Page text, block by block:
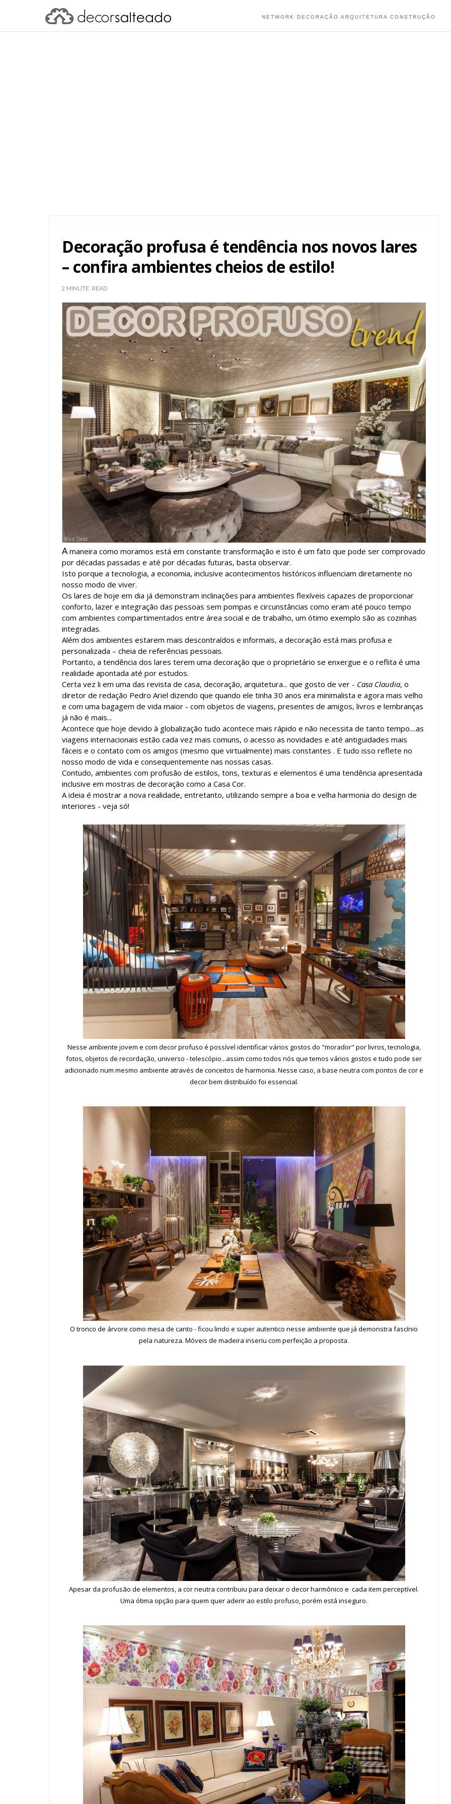
NETWORK DECORAÇÃO ARQUITETURA CONSTRUÇÃO
Decoração profusa é tendência nos novos lares
– confira ambientes cheios de estilo!
2 MINUTE READ
A maneira como moramos está em constante transformação e isto é um fato que pode ser comprovado
por décadas passadas e até por décadas futuras, basta observar.
Isto porque a tecnologia, a economia, inclusive acontecimentos históricos influenciam diretamente no
nosso modo de viver.
Os lares de hoje em dia já demonstram inclinações para ambientes flexíveis capazes de proporcionar
conforto, lazer e integração das pessoas sem pompas e circunstâncias como eram até pouco tempo
com ambientes compartimentados entre área social e de trabalho, um ótimo exemplo são as cozinhas
integradas.
Além dos ambientes estarem mais descontraídos e informais, a decoração está mais profusa e
personalizada – cheia de referências pessoais.
Portanto, a tendência dos lares terem uma decoração que o proprietário se enxergue e o reflita é uma
realidade apontada até por estudos.
Certa vez li em uma das revista de casa, decoração, arquitetura... que gosto de ver - Casa Claudia, o
diretor de redação Pedro Ariel dizendo que quando ele tinha 30 anos era minimalista e agora mais velho
e com uma bagagem de vida maior - com objetos de viagens, presentes de amigos, livros e lembranças
já não é mais...
Acontece que hoje devido à globalização tudo acontece mais rápido e não necessita de tanto tempo....as
viagens internacionais estão cada vez mais comuns, o acesso as novidades e até antiguidades mais
fáceis e o contato com os amigos (mesmo que virtualmente) mais constantes . E tudo isso reflete no
nosso modo de vida e consequentemente nas nossas casas.
Contudo, ambientes com profusão de estilos, tons, texturas e elementos é uma tendência apresentada
inclusive em mostras de decoração como a Casa Cor.
A ideia é mostrar a nova realidade, entretanto, utilizando sempre a boa e velha harmonia do design de
interiores - veja só!
Nesse ambiente jovem e com decor profuso é possível identificar vários gostos do "morador" por livros, tecnologia,
fotos, objetos de recordação, universo - telescópio...assim como todos nós que temos vários gostos e tudo pode ser
adicionado num mesmo ambiente através de conceitos de harmonia. Nesse caso, a base neutra com pontos de cor e
decor bem distribuído foi essencial.
O tronco de árvore como mesa de canto - ficou lindo e super autentico nesse ambiente que já demonstra fascínio
pela natureza. Móveis de madeira inseriu com perfeição a proposta.
Apesar da profusão de elementos, a cor neutra contribuiu para deixar o decor harmônico e cada item perceptível.
Uma ótima opção para quem quer aderir ao estilo profuso, porém está inseguro.